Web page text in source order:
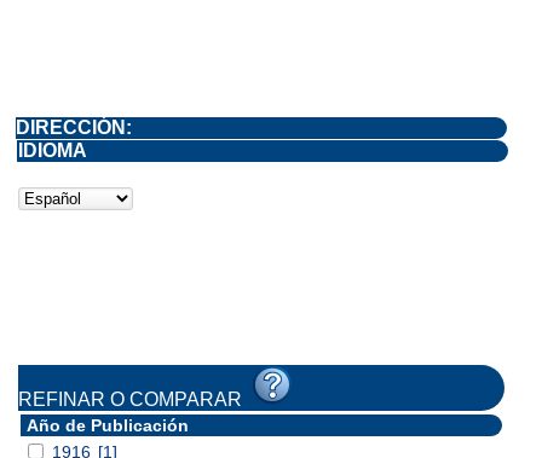
DIRECCIÓN:
IDIOMA
REFINAR O COMPARAR
Año de Publicación
1916 [1]